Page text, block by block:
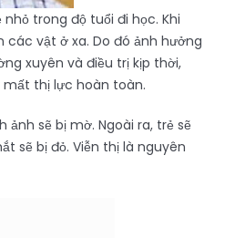
trong độ tuổi đi học. Khi
vật ở xa. Do đó ảnh hưởng
xuyên và điều trị kịp thời,
thị lực hoàn toàn.
sẽ bị mờ. Ngoài ra, trẻ sẽ
sẽ bị đỏ. Viễn thị là nguyên